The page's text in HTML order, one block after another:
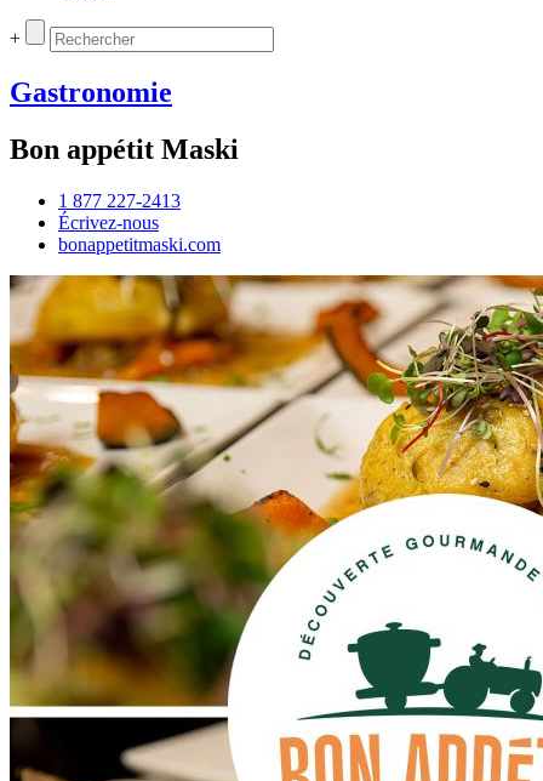
+
Gastronomie
Bon appétit Maski
1 877 227‑2413
Écrivez‑nous
bonappetitmaski.com